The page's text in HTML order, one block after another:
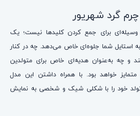
گرد شهریور
برای جمع کردن کلیدها نیست؛ یک
شما جلوه‌ای خاص می‌دهد. چه در کنار
و چه به‌عنوان هدیه‌ای خاص برای متولدین
خواهد بود. با همراه داشتن این مدل
تولد خود را با شکلی شیک و شخصی به نمایش